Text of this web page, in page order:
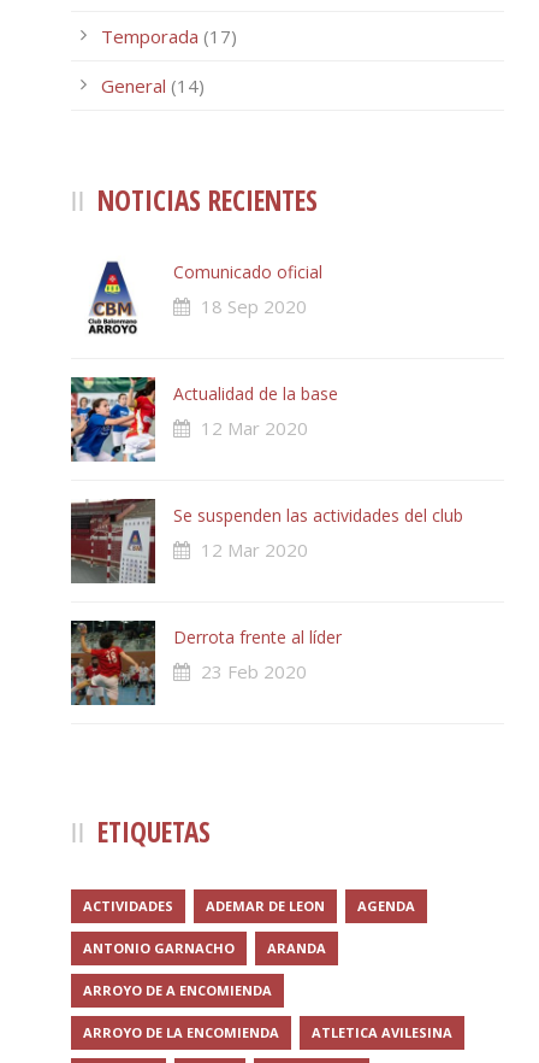
Temporada (17)
General (14)
NOTICIAS RECIENTES
Comunicado oficial
18 Sep 2020
Actualidad de la base
12 Mar 2020
Se suspenden las actividades del club
12 Mar 2020
Derrota frente al líder
23 Feb 2020
ETIQUETAS
ACTIVIDADES ADEMAR DE LEON AGENDA
ANTONIO GARNACHO ARANDA
ARROYO DE A ENCOMIENDA
ARROYO DE LA ENCOMIENDA ATLETICA AVILESINA